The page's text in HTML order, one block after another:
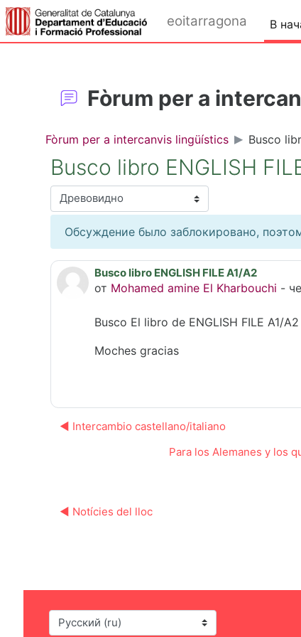
Перейти к основному содержанию
eoitarragona В
Fòrum per a
Fòrum per a intercanvis lingüístics Busco
Busco libro ENGLISH
Режим отображения
Обсуждение было заблокировано,
Busco libro ENGLISH FILE A1/A2
от Mohamed amine El Kharbouchi -
Количество ответов: 0
Busco El libro de ENGLISH FILE A1/
Moches gracias
◀︎ Intercambio castellano/italiano
Para los Alemanes y los
◀︎ Notícies del lloc
Язык